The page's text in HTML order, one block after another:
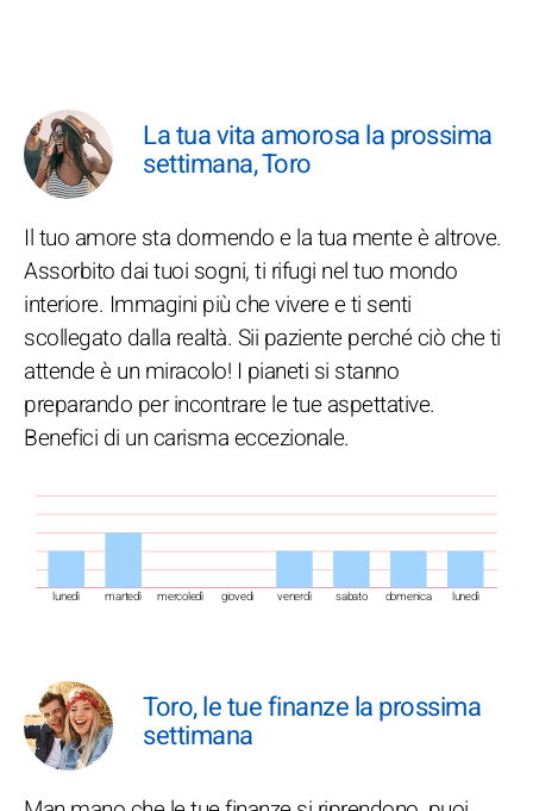
La tua vita amorosa la prossima
settimana, Toro
lunedì martedì mercoledì giovedì venerdì sabato domenica lunedì
Il tuo amore sta dormendo e la tua mente è altrove.
Assorbito dai tuoi sogni, ti rifugi nel tuo mondo
interiore. Immagini più che vivere e ti senti
scollegato dalla realtà. Sii paziente perché ciò che ti
attende è un miracolo! I pianeti si stanno
preparando per incontrare le tue aspettative.
Benefici di un carisma eccezionale.
Toro, le tue finanze la prossima
settimana